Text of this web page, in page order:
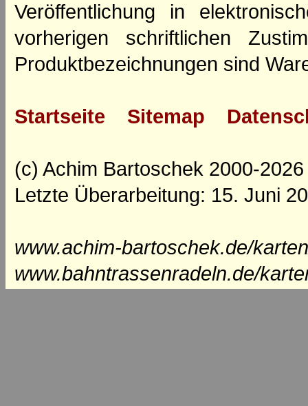
Veröffentlichung in
vorherigen schriftlichen
Produktbezeichnungen sind
Startseite Sitemap
(c) Achim Bartoschek 2000-2026
Letzte Überarbeitung: 15. Juni
www.achim-bartoschek.de/
www.bahntrassenradeln.de/